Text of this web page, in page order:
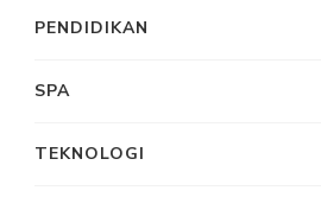
PENDIDIKAN
SPA
TEKNOLOGI